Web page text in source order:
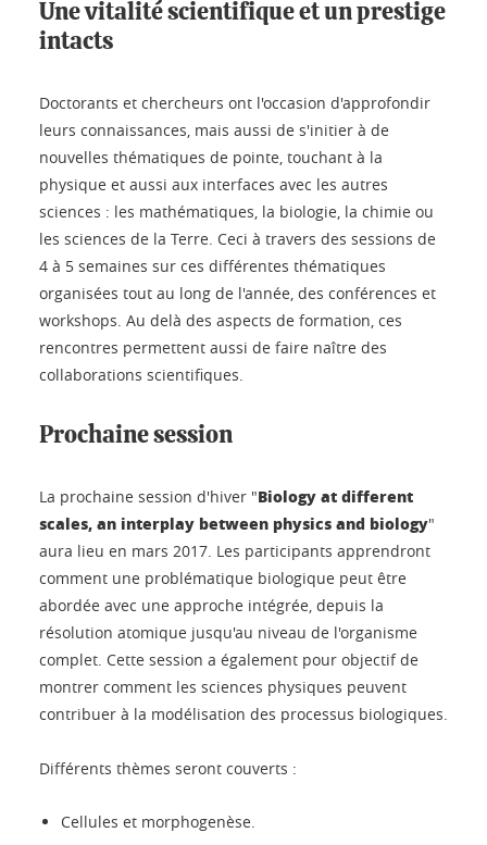
Une vitalité scientifique et un prestige
intacts
Doctorants et chercheurs ont l'occasion d'approfondir
leurs connaissances, mais aussi de s'initier à de
nouvelles thématiques de pointe, touchant à la
physique et aussi aux interfaces avec les autres
sciences : les mathématiques, la biologie, la chimie ou
les sciences de la Terre. Ceci à travers des sessions de
4 à 5 semaines sur ces différentes thématiques
organisées tout au long de l'année, des conférences et
workshops. Au delà des aspects de formation, ces
rencontres permettent aussi de faire naître des
collaborations scientifiques.
Prochaine session
La prochaine session d'hiver "Biology at different
scales, an interplay between physics and biology"
aura lieu en mars 2017. Les participants apprendront
comment une problématique biologique peut être
abordée avec une approche intégrée, depuis la
résolution atomique jusqu'au niveau de l'organisme
complet. Cette session a également pour objectif de
montrer comment les sciences physiques peuvent
contribuer à la modélisation des processus biologiques.
Différents thèmes seront couverts :
Cellules et morphogenèse.